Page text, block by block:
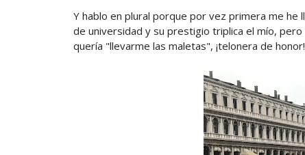
Y hablo en plural porque por vez primera me he
de universidad y su prestigio triplica el mío,
quería "llevarme las maletas", ¡telonera de honor!